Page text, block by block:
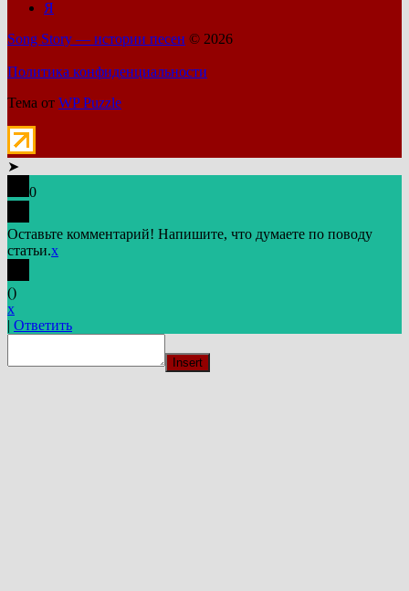
Я
Song Story — истории песен © 2026
Политика конфиденциальности
Тема от WP Puzzle
➤
0
Оставьте комментарий! Напишите, что думаете по поводу
статьи.x
()
x
| Ответить
Insert